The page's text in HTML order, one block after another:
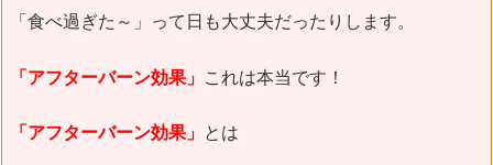
「食べ過ぎた～」って日も大丈夫だったりします。
「アフターバーン効果」 これは本当です！
「アフターバーン効果」 とは